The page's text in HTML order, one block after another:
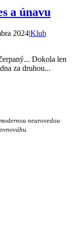
a únavu
2024|Klub
Dokola len
za druhou...
neurovedou